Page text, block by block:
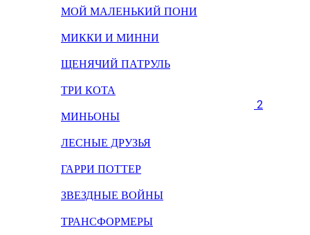
МОЙ МАЛЕНЬКИЙ ПОНИ
МИККИ И МИННИ
ЩЕНЯЧИЙ ПАТРУЛЬ
ТРИ КОТА
МИНЬОНЫ
ЛЕСНЫЕ ДРУЗЬЯ
ГАРРИ ПОТТЕР
ЗВЕЗДНЫЕ ВОЙНЫ
ТРАНСФОРМЕРЫ
2